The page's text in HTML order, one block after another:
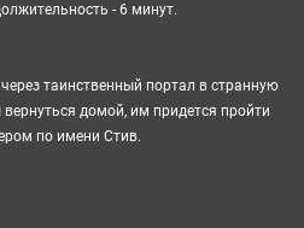
- 6 минут.
таинственный портал в странную
домой, им придется пройти
по имени Стив.